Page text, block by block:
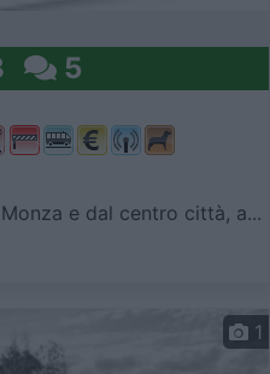
5
e dal centro città, a...
1